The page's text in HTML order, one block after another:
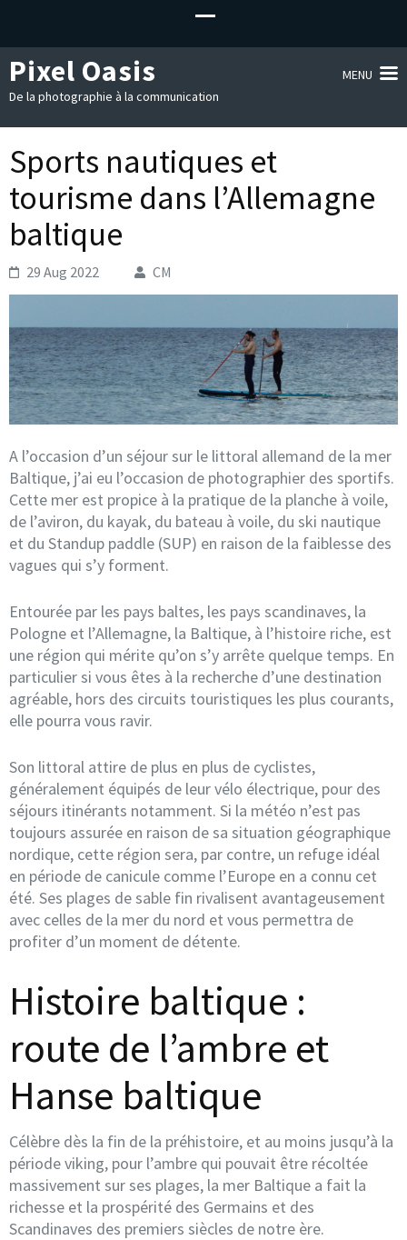
Pixel Oasis
De la photographie à la communication
MENU
Sports nautiques et
tourisme dans l’Allemagne
baltique
29 Aug 2022 CM
A l’occasion d’un séjour sur le littoral allemand de la mer
Baltique, j’ai eu l’occasion de photographier des sportifs.
Cette mer est propice à la pratique de la planche à voile,
de l’aviron, du kayak, du bateau à voile, du ski nautique
et du Standup paddle (SUP) en raison de la faiblesse des
vagues qui s’y forment.
Entourée par les pays baltes, les pays scandinaves, la
Pologne et l’Allemagne, la Baltique, à l’histoire riche, est
une région qui mérite qu’on s’y arrête quelque temps. En
particulier si vous êtes à la recherche d’une destination
agréable, hors des circuits touristiques les plus courants,
elle pourra vous ravir.
Son littoral attire de plus en plus de cyclistes,
généralement équipés de leur vélo électrique, pour des
séjours itinérants notamment. Si la météo n’est pas
toujours assurée en raison de sa situation géographique
nordique, cette région sera, par contre, un refuge idéal
en période de canicule comme l’Europe en a connu cet
été. Ses plages de sable fin rivalisent avantageusement
avec celles de la mer du nord et vous permettra de
profiter d’un moment de détente.
Histoire baltique :
route de l’ambre et
Hanse baltique
Célèbre dès la fin de la préhistoire, et au moins jusqu’à la
période viking, pour l’ambre qui pouvait être récoltée
massivement sur ses plages, la mer Baltique a fait la
richesse et la prospérité des Germains et des
Scandinaves des premiers siècles de notre ère.